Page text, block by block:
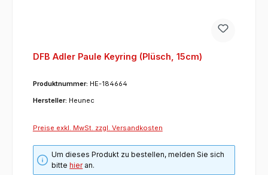
DFB Adler Paule Keyring (Plüsch, 15cm)
Produktnummer: HE-184664
Hersteller: Heunec
Preise exkl. MwSt. zzgl. Versandkosten
Um dieses Produkt zu bestellen, melden Sie sich
bittehieran.